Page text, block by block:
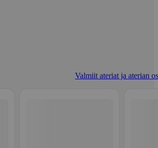
Valmiit ateriat ja aterian